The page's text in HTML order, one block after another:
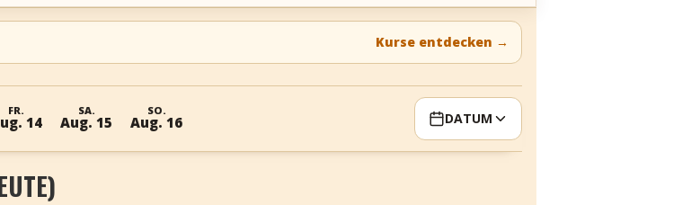
Kurse entdecken →
FR.
14
SA.
Aug. 15
SO.
Aug. 16 DATUM